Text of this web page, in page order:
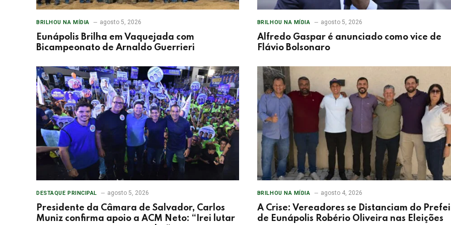
BRILHOU NA MÍDIA agosto 5, 2026
Eunápolis Brilha em Vaquejada com
Bicampeonato de Arnaldo Guerrieri
BRILHOU NA MÍDIA agosto 5, 2026
Alfredo Gaspar é anunciado como vice de
Flávio Bolsonaro
DESTAQUE PRINCIPAL agosto 5, 2026
Presidente da Câmara de Salvador, Carlos
Muniz confirma apoio a ACM Neto: “Irei lutar
BRILHOU NA MÍDIA agosto 4, 2026
A Crise: Vereadores se Distanciam do
de Eunápolis Robério Oliveira nas Eleições